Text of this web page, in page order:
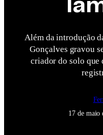
Além da introdução
Gonçalves gravou
criador do solo que
17 de maio